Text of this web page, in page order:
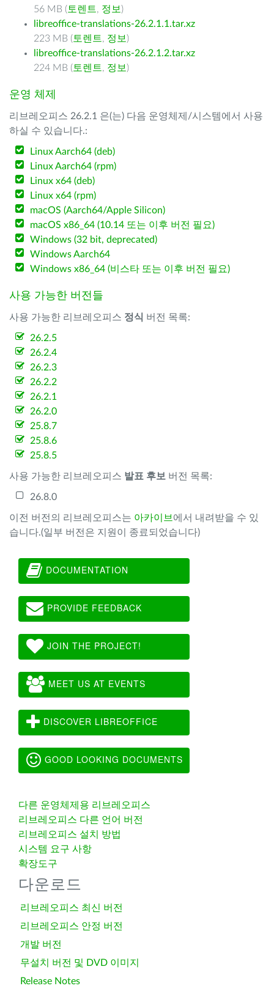
56 MB ( 토렌트, 정보 )
libreoffice-translations-26.2.1.1.tar.xz
223 MB ( 토렌트, 정보 )
libreoffice-translations-26.2.1.2.tar.xz
224 MB ( 토렌트, 정보 )
운영 체제
리브레오피스 26.2.1 은(는) 다음 운영체제/시스템에서 사용
하실 수 있습니다.:
Linux Aarch64 (deb)
Linux Aarch64 (rpm)
Linux x64 (deb)
Linux x64 (rpm)
macOS (Aarch64/Apple Silicon)
macOS x86_64 (10.14 또는 이후 버전 필요)
Windows (32 bit, deprecated)
Windows Aarch64
Windows x86_64 (비스타 또는 이후 버전 필요)
사용 가능한 버전들
사용 가능한 리브레오피스 정식 버전 목록:
26.2.5
26.2.4
26.2.3
26.2.2
26.2.1
26.2.0
25.8.7
25.8.6
25.8.5
사용 가능한 리브레오피스 발표 후보 버전 목록:
26.8.0
이전 버전의 리브레오피스는 아카이브 에서 내려받을 수 있
습니다.(일부 버전은 지원이 종료되었습니다)
DOCUMENTATION
PROVIDE FEEDBACK
JOIN THE PROJECT!
MEET US AT EVENTS
DISCOVER LIBREOFFICE
GOOD LOOKING DOCUMENTS
다른 운영체제용 리브레오피스
리브레오피스 다른 언어 버전
리브레오피스 설치 방법
시스템 요구 사항
확장도구
다운로드
리브레오피스 최신 버전
리브레오피스 안정 버전
개발 버전
무설치 버전 및 DVD 이미지
Release Notes